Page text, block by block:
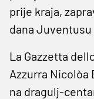
prije kraja,
dana
La Gazzetta
Azzurra Nicolòa
na dragulj-